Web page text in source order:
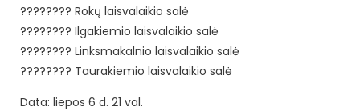
???????? Rokų laisvalaikio salė
???????? Ilgakiemio laisvalaikio salė
???????? Linksmakalnio laisvalaikio salė
???????? Taurakiemio laisvalaikio salė
Data: liepos 6 d. 21 val.